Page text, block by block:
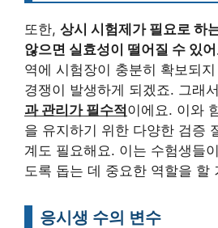
또한, 상시 시험제가 필요로 하
않으면 실효성이 떨어질 수 있어
역에 시험장이 충분히 확보되
경쟁이 발생하게 되겠죠. 그래서
과 관리가 필수적이에요. 이와
을 유지하기 위한 다양한 검증
계도 필요해요. 이는 수험생들
도록 돕는 데 중요한 역할을 할
응시생 수의 변수